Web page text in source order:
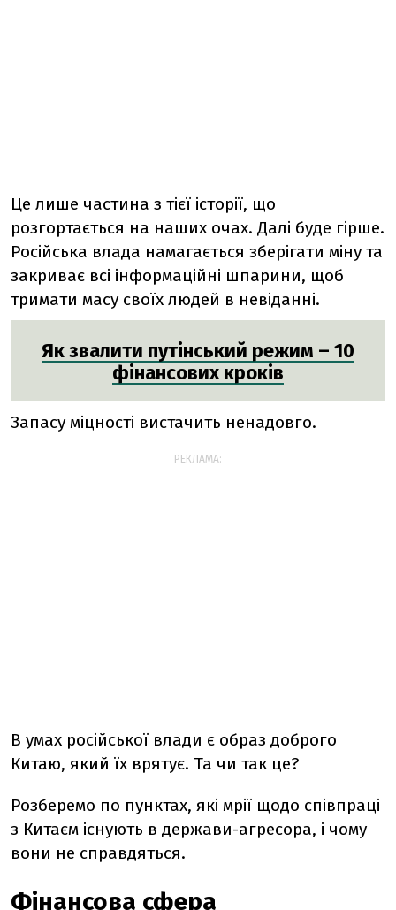
Це лише частина з тієї історії, що
розгортається на наших очах. Далі буде гірше.
Російська влада намагається зберігати міну та
закриває всі інформаційні шпарини, щоб
тримати масу своїх людей в невіданні.
Як звалити путінський режим – 10
фінансових кроків
Запасу міцності вистачить ненадовго.
РЕКЛАМА:
В умах російської влади є образ доброго
Китаю, який їх врятує. Та чи так це?
Розберемо по пунктах, які мрії щодо співпраці
з Китаєм існують в держави-агресора, і чому
вони не справдяться.
Фінансова сфера